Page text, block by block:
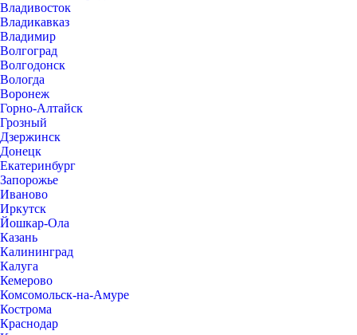
Владивосток
Владикавказ
Владимир
Волгоград
Волгодонск
Вологда
Воронеж
Горно-Алтайск
Грозный
Дзержинск
Донецк
Екатеринбург
Запорожье
Иваново
Иркутск
Йошкар-Ола
Казань
Калининград
Калуга
Кемерово
Комсомольск-на-Амуре
Кострома
Краснодар